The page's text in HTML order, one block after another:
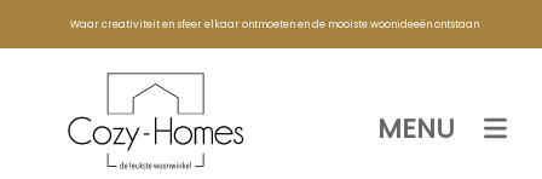
Waar creativiteit en sfeer elkaar ontmoeten en de mooiste woonideeën ontstaan
MENU